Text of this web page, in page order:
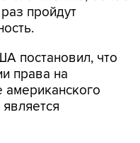
пройдут
постановил, что
права на
американского